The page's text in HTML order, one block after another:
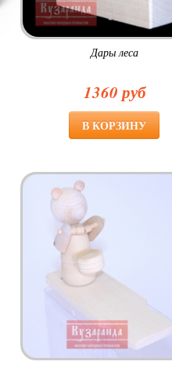
Дары леса
1360 руб